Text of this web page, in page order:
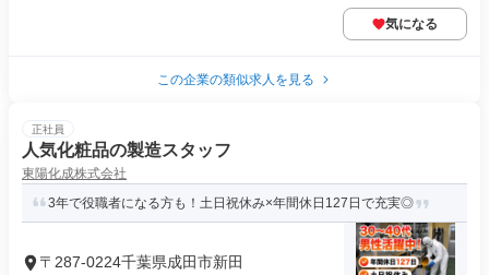
気になる
この企業の類似求人を見る
正社員
人気化粧品の製造スタッフ
東陽化成株式会社
3年で役職者になる方も！土日祝休み×年間休日127日で充実◎
〒287-0224千葉県成田市新田